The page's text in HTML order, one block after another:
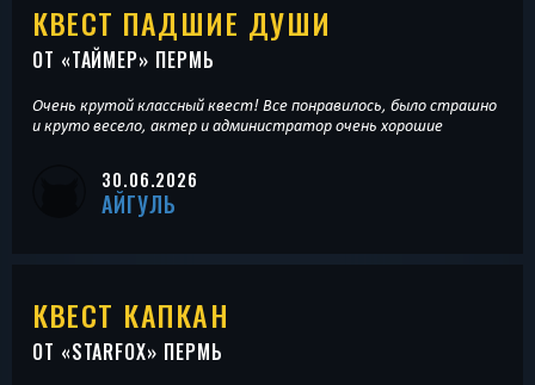
КВЕСТ ПАДШИЕ ДУШИ
ОТ «ТАЙМЕР» ПЕРМЬ
Очень крутой классный квест! Все понравилось, было страшно
и круто весело, актер и администратор очень хорошие
30.06.2026
АЙГУЛЬ
КВЕСТ КАПКАН
ОТ «STARFOX» ПЕРМЬ